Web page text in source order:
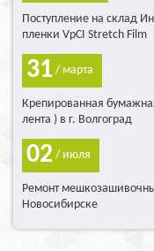
Поступление на склад
пленки VpCI Stretch Film
31 / марта
Крепированная
лента ) в г. Волгоград
02 / июля
Ремонт
Новосибирске